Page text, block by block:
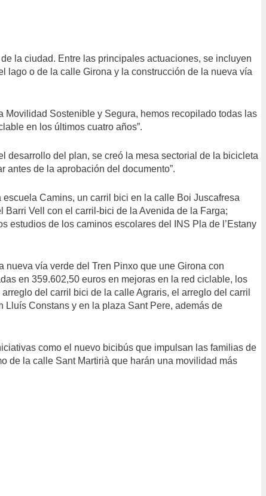
la ciudad. Entre las principales actuaciones, se incluyen
lago o de la calle Girona y la construcción de la nueva vía
Movilidad Sostenible y Segura, hemos recopilado todas las
en los últimos cuatro años”.
desarrollo del plan, se creó la mesa sectorial de la bicicleta
antes de la aprobación del documento”.
Camins, un carril bici en la calle Boi Juscafresa
Vell con el carril-bici de la Avenida de la Farga;
estudios de los caminos escolares del INS Pla de l’Estany
vía verde del Tren Pinxo que une Girona con
en 359.602,50 euros en mejoras en la red ciclable, los
del carril bici de la calle Agraris, el arreglo del carril
Constans y en la plaza Sant Pere, además de
como el nuevo bicibús que impulsan las familias de
de la calle Sant Martirià que harán una movilidad más